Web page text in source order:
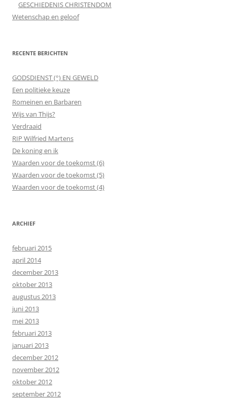
GESCHIEDENIS CHRISTENDOM
Wetenschap en geloof
RECENTE BERICHTEN
GODSDIENST (°) EN GEWELD
Een politieke keuze
Romeinen en Barbaren
Wijs van Thijs?
Verdraaid
RIP Wilfried Martens
De koning en ik
Waarden voor de toekomst (6)
Waarden voor de toekomst (5)
Waarden voor de toekomst (4)
ARCHIEF
februari 2015
april 2014
december 2013
oktober 2013
augustus 2013
juni 2013
mei 2013
februari 2013
januari 2013
december 2012
november 2012
oktober 2012
september 2012